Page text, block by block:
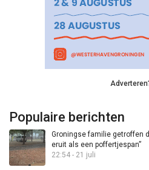
Populaire berichten
Groningse familie getroffen
eruit als een poffertjespan”
22:54 - 21 juli